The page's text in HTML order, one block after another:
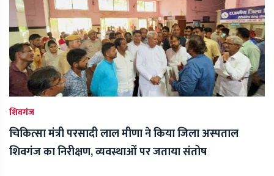
शिवगंज
चिकित्सा मंत्री परसादी लाल मीणा ने किया जिला अस्पताल
शिवगंज का निरीक्षण, व्यवस्थाओं पर जताया संतोष